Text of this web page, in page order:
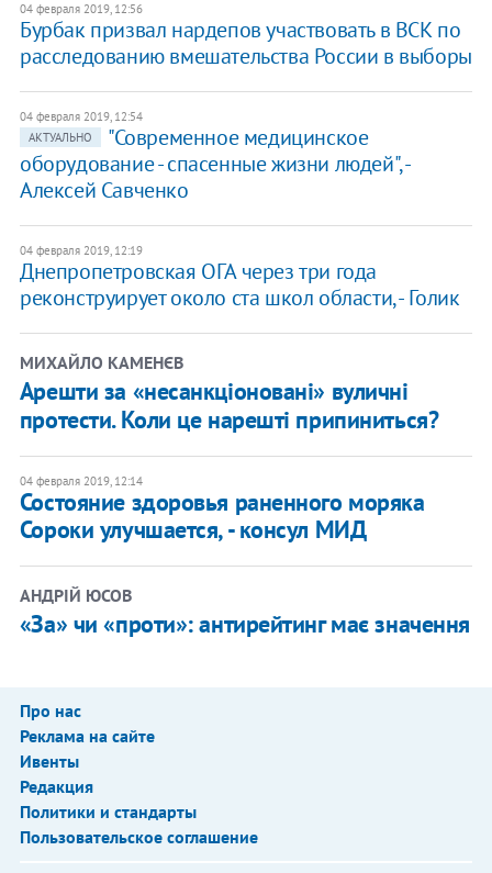
04 февраля 2019, 12:56
Бурбак призвал нардепов участвовать в ВСК по
расследованию вмешательства России в выборы
04 февраля 2019, 12:54
АКТУАЛЬНО
"Современное медицинское
оборудование - спасенные жизни людей", -
Алексей Савченко
04 февраля 2019, 12:19
Днепропетровская ОГА через три года
реконструирует около ста школ области, - Голик
МИХАЙЛО КАМЕНЄВ
Арешти за «несанкціоновані» вуличні
протести. Коли це нарешті припиниться?
04 февраля 2019, 12:14
Состояние здоровья раненного моряка
Сороки улучшается, - консул МИД
АНДРІЙ ЮСОВ
«За» чи «проти»: антирейтинг має значення
Про нас
Реклама на сайте
Ивенты
Редакция
Политики и стандарты
Пользовательское соглашение